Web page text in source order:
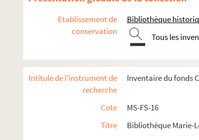
Etablissement de
conservation
Bibliothèque
Tous les
Intitulé de l'instrument de
recherche
Inventaire du fonds
Cote
MS-FS-16
Titre
Bibliothèque Marie-
8-MS-FS-16-0912. Renon, J.
4-MS-FS-16-0988. Renoz, Fernand
8-MS-FS-16-1351. Renoz, Louise (mère)
8-MS-FS-16-0915. Renoz, Valentine
8-MS-FS-16-0891. Reuhas, Madame